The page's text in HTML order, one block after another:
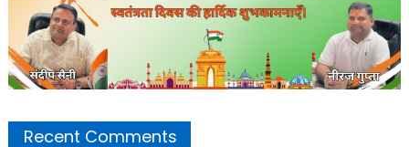
Recent Comments